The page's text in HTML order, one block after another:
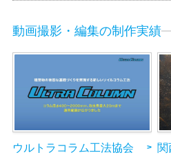
動画撮影・編集の制作実績
ウルトラコラム工法協会 関